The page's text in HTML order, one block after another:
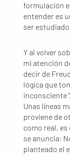
formulación
entender es
ser
Y al volver
mi atención
decir de
lógica que
inconsciente”
Unas líneas
proviene de
como real,
se anuncia:
planteado el